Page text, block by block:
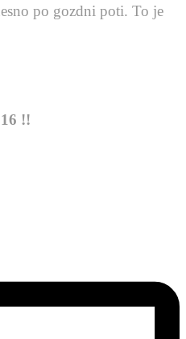
po gozdni poti. To je
!!